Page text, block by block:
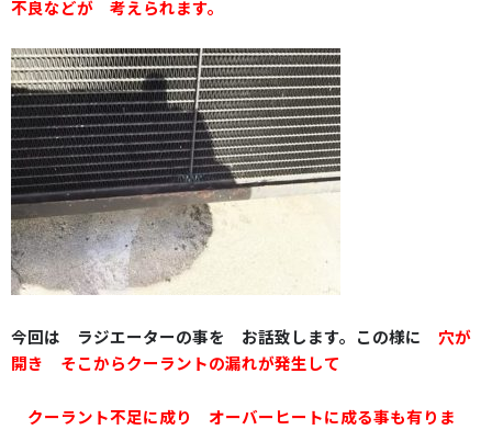
不良などが 考えられます。
今回は ラジエーターの事を お話致します。 この様に 穴が
開き そこからクーラントの漏れが発生して
クーラント不足に成り オーバーヒートに成る事も有りま